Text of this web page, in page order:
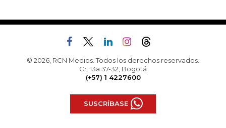
© 2026, RCN Medios. Todos los derechos reservados.
Cr. 13a 37-32, Bogotá
(+57) 1 4227600
SUSCRÍBASE